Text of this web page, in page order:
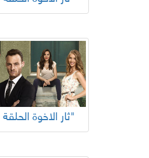
"ثار الاخوة الحلقة 69"